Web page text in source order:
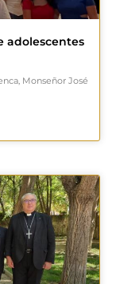
adolescentes
Monseñor José